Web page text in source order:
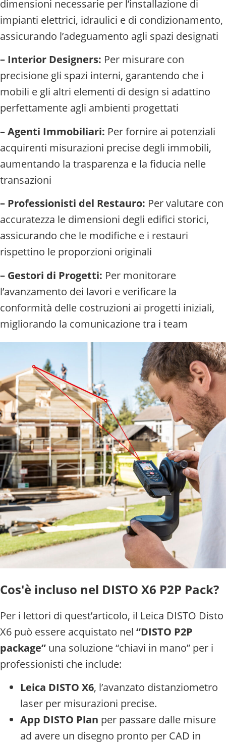
dimensioni necessarie per l’installazione di
impianti elettrici, idraulici e di condizionamento,
assicurando l’adeguamento agli spazi designati
– Interior Designers: Per misurare con
precisione gli spazi interni, garantendo che i
mobili e gli altri elementi di design si adattino
perfettamente agli ambienti progettati
– Agenti Immobiliari: Per fornire ai potenziali
acquirenti misurazioni precise degli immobili,
aumentando la trasparenza e la fiducia nelle
transazioni
– Professionisti del Restauro: Per valutare con
accuratezza le dimensioni degli edifici storici,
assicurando che le modifiche e i restauri
rispettino le proporzioni originali
– Gestori di Progetti: Per monitorare
l’avanzamento dei lavori e verificare la
conformità delle costruzioni ai progetti iniziali,
migliorando la comunicazione tra i team
Cos'è incluso nel DISTO X6 P2P Pack?
Per i lettori di quest’articolo, il Leica DISTO Disto
X6 può essere acquistato nel “DISTO P2P
package” una soluzione “chiavi in mano” per i
professionisti che include:
Leica DISTO X6, l’avanzato distanziometro
laser per misurazioni precise.
App DISTO Plan per passare dalle misure
ad avere un disegno pronto per CAD in